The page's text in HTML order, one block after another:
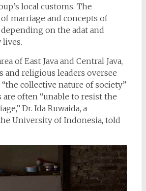
local customs. The
marriage and concepts of
on the adat and
lives.
of East Java and Central Java,
and religious leaders oversee
collective nature of society”
are often “unable to resist the
Dr. Ida Ruwaida, a
University of Indonesia, told